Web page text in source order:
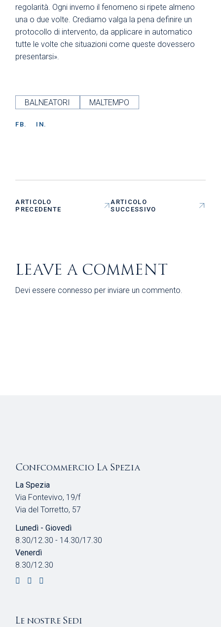
regolarità. Ogni inverno il fenomeno si ripete almeno
una o due volte. Crediamo valga la pena definire un
protocollo di intervento, da applicare in automatico
tutte le volte che situazioni come queste dovessero
presentarsi».
BALNEATORI MALTEMPO
FB. IN.
ARTICOLO
PRECEDENTE
ARTICOLO
SUCCESSIVO
LEAVE A COMMENT
Devi essere connesso per inviare un commento.
Confcommercio La Spezia
La Spezia
Via Fontevivo, 19/f
Via del Torretto, 57
Lunedì - Giovedì
8.30/12.30 - 14.30/17.30
Venerdì
8.30/12.30
Le nostre Sedi